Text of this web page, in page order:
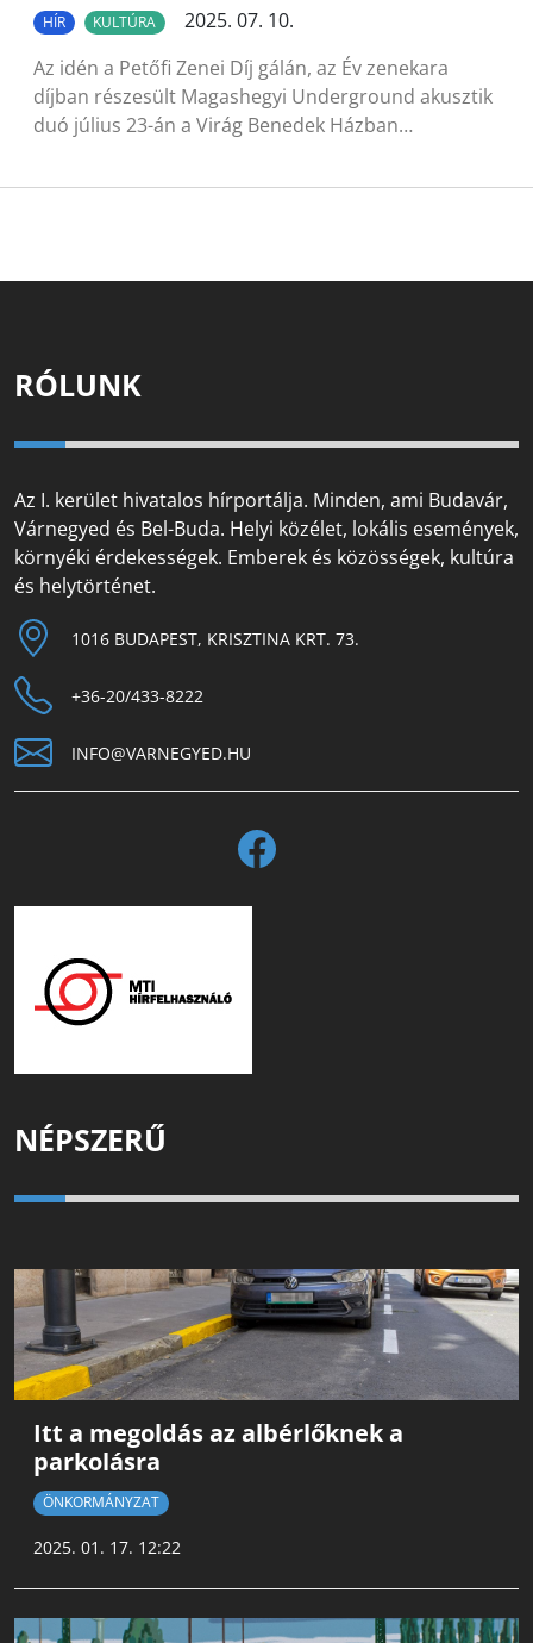
HÍR KULTÚRA
2025. 07. 10.
Az idén a Petőfi Zenei Díj gálán, az Év zenekara
díjban részesült Magashegyi Underground akusztik
duó július 23-án a Virág Benedek Házban…
RÓLUNK
Az I. kerület hivatalos hírportálja. Minden, ami Budavár,
Várnegyed és Bel-Buda. Helyi közélet, lokális események,
környéki érdekességek. Emberek és közösségek, kultúra
és helytörténet.
1016 BUDAPEST, KRISZTINA KRT. 73.
+36-20/433-8222
INFO@VARNEGYED.HU
NÉPSZERŰ
Itt a megoldás az albérlőknek a
parkolásra
ÖNKORMÁNYZAT
2025. 01. 17. 12:22